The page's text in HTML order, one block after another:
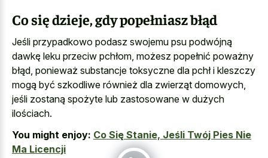
Co się dzieje, gdy popełniasz błąd
Jeśli przypadkowo podasz swojemu psu podwójną
dawkę leku przeciw pchłom, możesz popełnić poważny
błąd, ponieważ substancje toksyczne dla pchł i kleszczy
mogą być szkodliwe również dla zwierząt domowych,
jeśli zostaną spożyte lub zastosowane w dużych
ilościach.
You might enjoy: Co Się Stanie, Jeśli Twój Pies Nie
Ma Licencji